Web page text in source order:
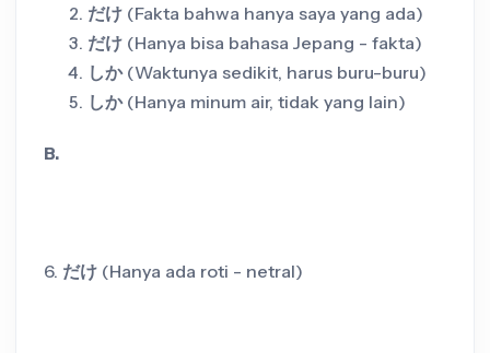
だけ (Fakta bahwa hanya saya yang ada)
だけ (Hanya bisa bahasa Jepang - fakta)
しか(Waktunya sedikit, harus buru-buru)
しか(Hanya minum air, tidak yang lain)
B.
6. だけ (Hanya ada roti - netral)